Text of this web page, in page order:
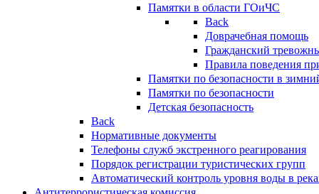
Памятки в области ГОиЧС
Back
Доврачебная помощь
Гражданский
Правила поведения
Памятки по безопасности в
Памятки по безопасности
Детская безопасность
Back
Нормативные документы
Телефоны служб экстренного реагирования
Порядок регистрации туристических групп
Автоматический контроль уровня воды в